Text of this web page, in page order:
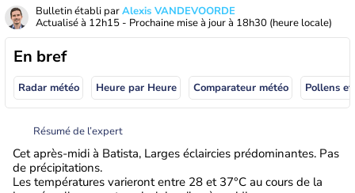
Bulletin établi parAlexis VANDEVOORDE
Actualisé à 12h15 - Prochaine mise à jour à 18h30 (heure locale)
En bref
Radar météo Heure par Heure Comparateur météo Pollens
Résumé de l’expert
Cet après-midi à Batista, Larges éclaircies prédominantes. Pas
de précipitations.
Les températures varieront entre 28 et 37°C au cours de la